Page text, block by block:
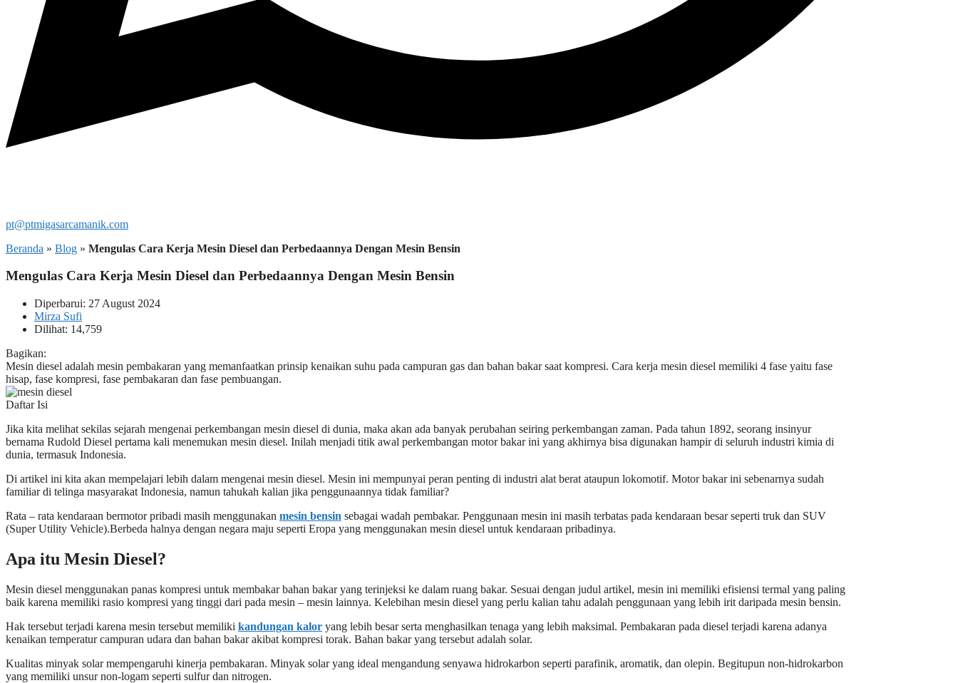
pt@ptmigasarcamanik.com
Beranda » Blog » Mengulas Cara Kerja Mesin Diesel dan Perbedaannya Dengan Mesin Bensin
Mengulas Cara Kerja Mesin Diesel dan Perbedaannya Dengan Mesin Bensin
Diperbarui: 27 August 2024
Mirza Sufi
Dilihat: 14,759
Bagikan:
Mesin diesel adalah mesin pembakaran yang memanfaatkan prinsip kenaikan suhu pada campuran gas dan bahan bakar saat kompresi. Cara kerja mesin diesel memiliki 4 fase yaitu fase
hisap, fase kompresi, fase pembakaran dan fase pembuangan.
Daftar Isi
Jika kita melihat sekilas sejarah mengenai perkembangan mesin diesel di dunia, maka akan ada banyak perubahan seiring perkembangan zaman. Pada tahun 1892, seorang insinyur
bernama Rudold Diesel pertama kali menemukan mesin diesel. Inilah menjadi titik awal perkembangan motor bakar ini yang akhirnya bisa digunakan hampir di seluruh industri kimia di
dunia, termasuk Indonesia.
Di artikel ini kita akan mempelajari lebih dalam mengenai mesin diesel. Mesin ini mempunyai peran penting di industri alat berat ataupun lokomotif. Motor bakar ini sebenarnya sudah
familiar di telinga masyarakat Indonesia, namun tahukah kalian jika penggunaannya tidak familiar?
Rata – rata kendaraan bermotor pribadi masih menggunakan mesin bensin sebagai wadah pembakar. Penggunaan mesin ini masih terbatas pada kendaraan besar seperti truk dan SUV
(Super Utility Vehicle).Berbeda halnya dengan negara maju seperti Eropa yang menggunakan mesin diesel untuk kendaraan pribadinya.
Apa itu Mesin Diesel?
Mesin diesel menggunakan panas kompresi untuk membakar bahan bakar yang terinjeksi ke dalam ruang bakar. Sesuai dengan judul artikel, mesin ini memiliki efisiensi termal yang paling
baik karena memiliki rasio kompresi yang tinggi dari pada mesin – mesin lainnya. Kelebihan mesin diesel yang perlu kalian tahu adalah penggunaan yang lebih irit daripada mesin bensin.
Hak tersebut terjadi karena mesin tersebut memiliki kandungan kalor yang lebih besar serta menghasilkan tenaga yang lebih maksimal. Pembakaran pada diesel terjadi karena adanya
kenaikan temperatur campuran udara dan bahan bakar akibat kompresi torak. Bahan bakar yang tersebut adalah solar.
Kualitas minyak solar mempengaruhi kinerja pembakaran. Minyak solar yang ideal mengandung senyawa hidrokarbon seperti parafinik, aromatik, dan olepin. Begitupun non-hidrokarbon
yang memiliki unsur non-logam seperti sulfur dan nitrogen.